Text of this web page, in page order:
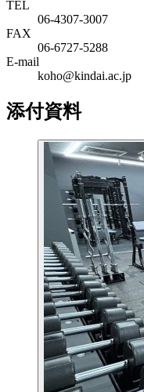
TEL
06‐4307‐3007
FAX
06‐6727‐5288
E-mail
koho@kindai.ac.jp
添付資料